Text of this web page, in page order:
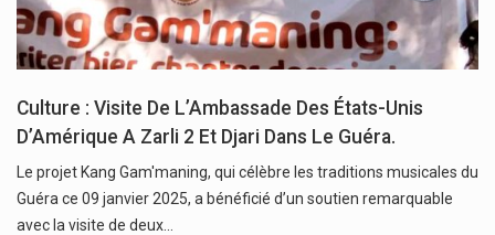
Culture : Visite De L’Ambassade Des États-Unis
D’Amérique A Zarli 2 Et Djari Dans Le Guéra.
Le projet Kang Gam'maning, qui célèbre les traditions musicales du
Guéra ce 09 janvier 2025, a bénéficié d’un soutien remarquable
avec la visite de deux…